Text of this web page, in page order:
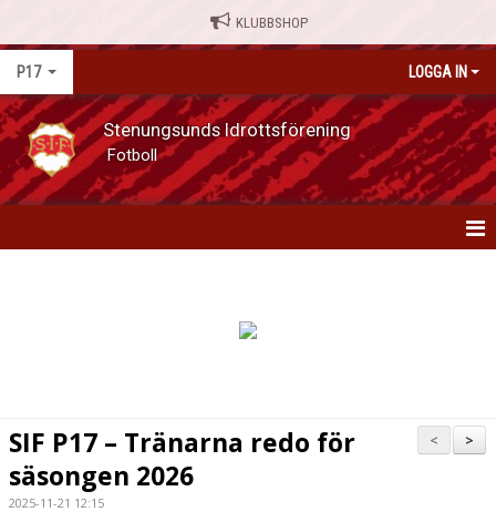
KLUBBSHOP
P17 LOGGA IN
Stenungsunds Idrottsförening
Fotboll
TRUPPEN
BILDGALLERI
>
<
SIF P17 – Tränarna redo för
säsongen 2026
2025-11-21 12:15